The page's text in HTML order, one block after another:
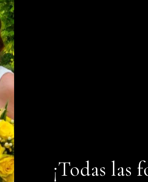
¡Todas las